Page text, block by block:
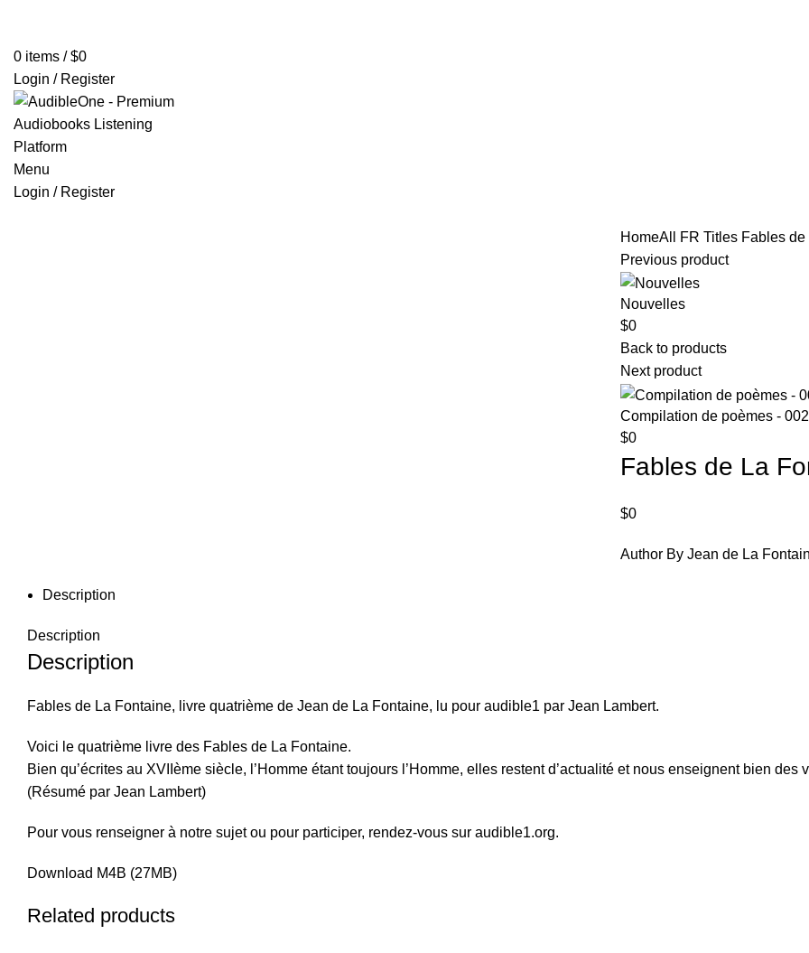
0 items / $0
Login / Register
Menu
Login / Register
HomeAll FR Titles Fables
Previous product
Nouvelles
$0
Back to products
Next product
Compilation de poèmes - 002
$0
Fables de La
$0
Author By Jean de La
Description
Description
Description
Fables de La Fontaine, livre quatrième de Jean de La Fontaine, lu pour audible1 par Jean Lambert.
Voici le quatrième livre des Fables de La Fontaine.
Bien qu’écrites au XVIIème siècle, l’Homme étant toujours l’Homme, elles restent d’actualité et nous enseignent bien des
(Résumé par Jean Lambert)
Pour vous renseigner à notre sujet ou pour participer, rendez-vous sur audible1.org.
Download M4B (27MB)
Related products